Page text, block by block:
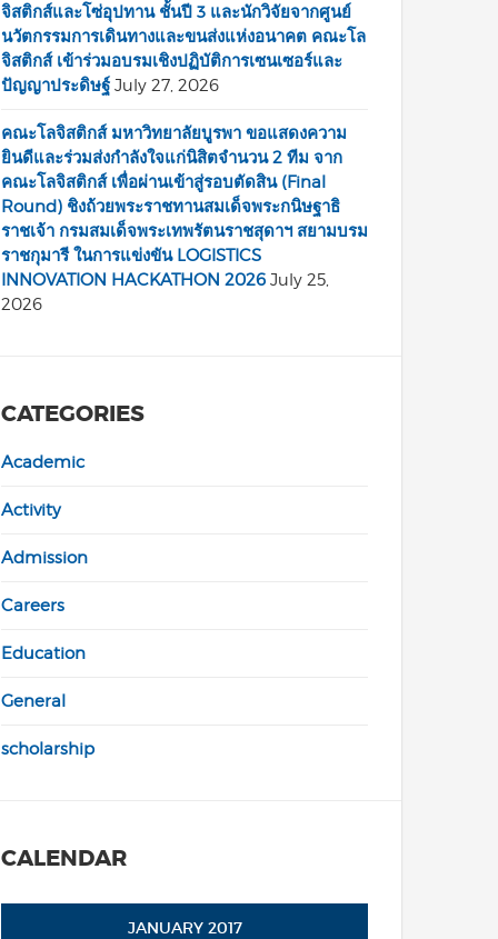
จิสติกส์และโซ่อุปทาน ชั้นปี 3 และนักวิจัยจากศูนย์
นวัตกรรมการเดินทางและขนส่งแห่งอนาคต คณะโล
จิสติกส์ เข้าร่วมอบรมเชิงปฏิบัติการเซนเซอร์และ
ปัญญาประดิษฐ์ July 27, 2026
คณะโลจิสติกส์ มหาวิทยาลัยบูรพา ขอแสดงความ
ยินดีและร่วมส่งกำลังใจแก่นิสิตจำนวน 2 ทีม จาก
คณะโลจิสติกส์ เพื่อผ่านเข้าสู่รอบตัดสิน (Final
Round) ชิงถ้วยพระราชทานสมเด็จพระกนิษฐาธิ
ราชเจ้า กรมสมเด็จพระเทพรัตนราชสุดาฯ สยามบรม
ราชกุมารี ในการแข่งขัน LOGISTICS
INNOVATION HACKATHON 2026 July 25,
2026
CATEGORIES
Academic
Activity
Admission
Careers
Education
General
scholarship
CALENDAR
JANUARY 2017